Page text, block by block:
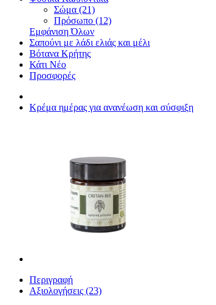
Σώμα (21)
Πρόσωπο (12)
Εμφάνιση Όλων
Σαπούνι με λάδι ελιάς και μέλι
Βότανα Κρήτης
Κάτι Νέο
Προσφορές
Κρέμα ημέρας για ανανέωση και σύσφιξη
Περιγραφή
Αξιολογήσεις (23)